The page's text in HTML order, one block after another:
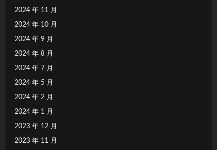
2024 年 11 月
2024 年 10 月
2024 年 9 月
2024 年 8 月
2024 年 7 月
2024 年 5 月
2024 年 2 月
2024 年 1 月
2023 年 12 月
2023 年 11 月